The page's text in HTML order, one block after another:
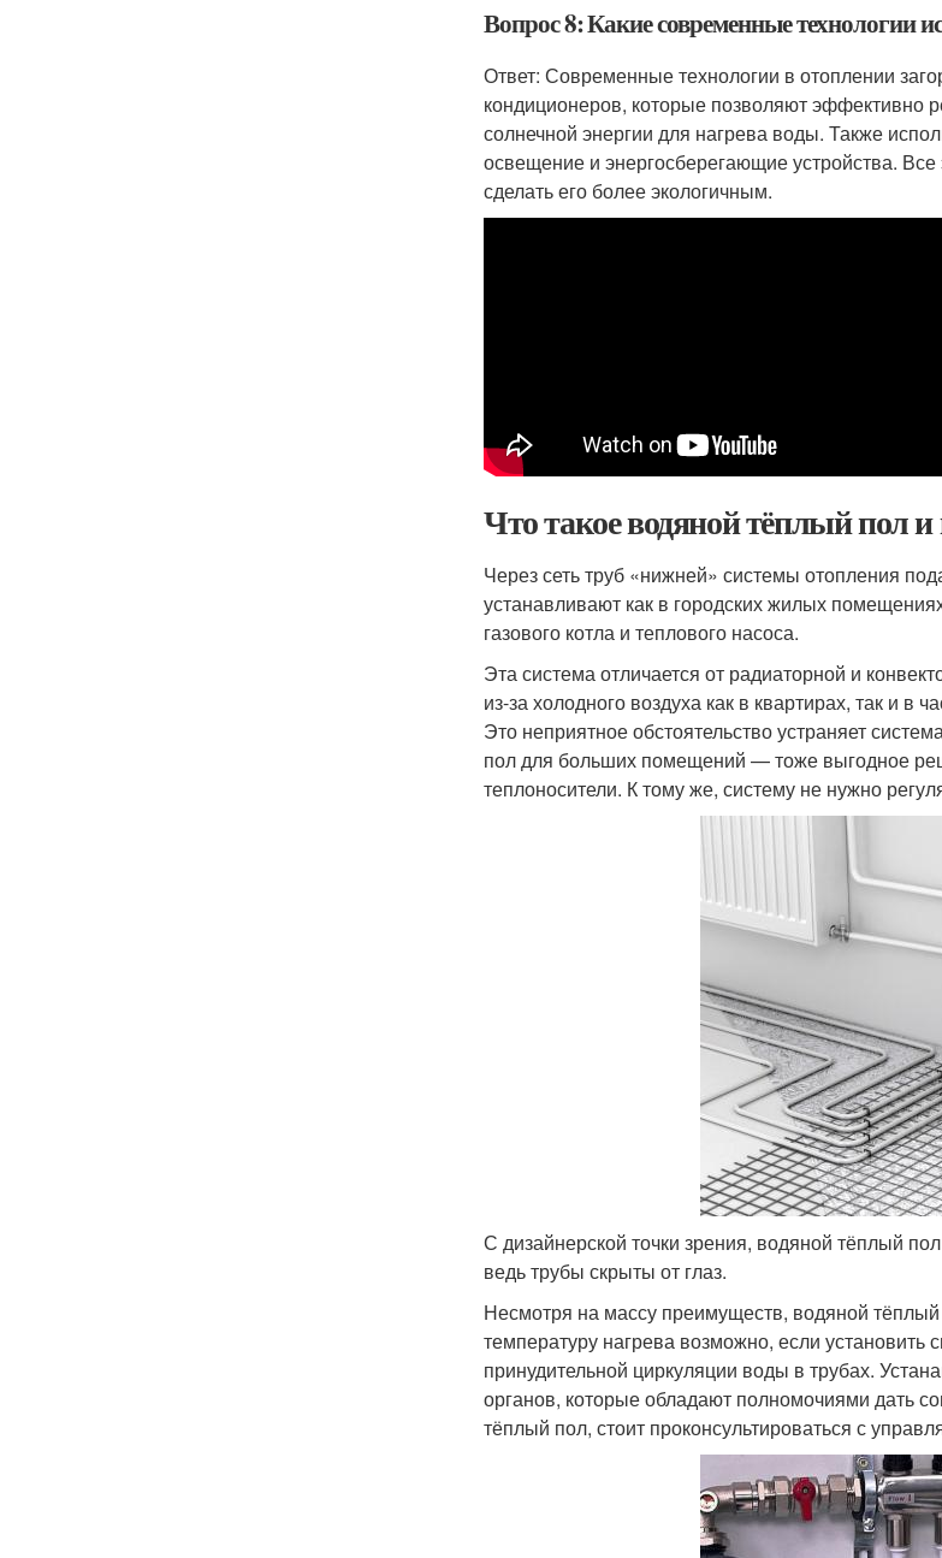
Вопрос 8: Какие современные технологии
Ответ: Современные технологии в отоплении
кондиционеров, которые позволяют эффективно
солнечной энергии для нагрева воды. Также
освещение и энергосберегающие устройства.
сделать его более экологичным.
Что такое водяной тёплый пол и
Через сеть труб «нижней» системы отопления
устанавливают как в городских жилых
газового котла и теплового насоса.
Эта система отличается от радиаторной и
из-за холодного воздуха как в квартирах, так и
Это неприятное обстоятельство устраняет
пол для больших помещений — тоже выгодное
теплоносители. К тому же, систему не нужно
С дизайнерской точки зрения, водяной тёплый
ведь трубы скрыты от глаз.
Несмотря на массу преимуществ, водяной
температуру нагрева возможно, если установить
принудительной циркуляции воды в трубах.
органов, которые обладают полномочиями дать
тёплый пол, стоит проконсультироваться с